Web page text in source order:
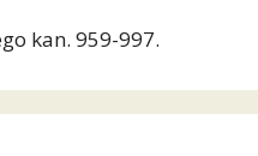
kan. 959-997.